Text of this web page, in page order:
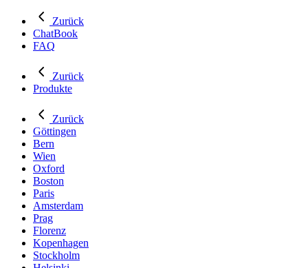
Zurück
ChatBook
FAQ
Zurück
Produkte
Zurück
Göttingen
Bern
Wien
Oxford
Boston
Paris
Amsterdam
Prag
Florenz
Kopenhagen
Stockholm